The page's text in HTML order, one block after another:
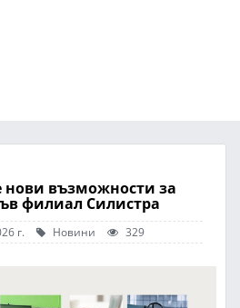
нови възможности за
филиал Силистра
г. Новини 329